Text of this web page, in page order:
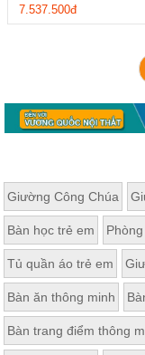
7.537.500đ
Giường Công Chúa
Bàn học trẻ em
Tủ quần áo trẻ em
Bàn ăn thông minh
Bàn trang điểm thông